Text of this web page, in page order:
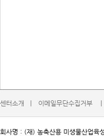
센터소개   | 이메일무단수집거부    |
회사명 : (재) 농축산용 미생물산업